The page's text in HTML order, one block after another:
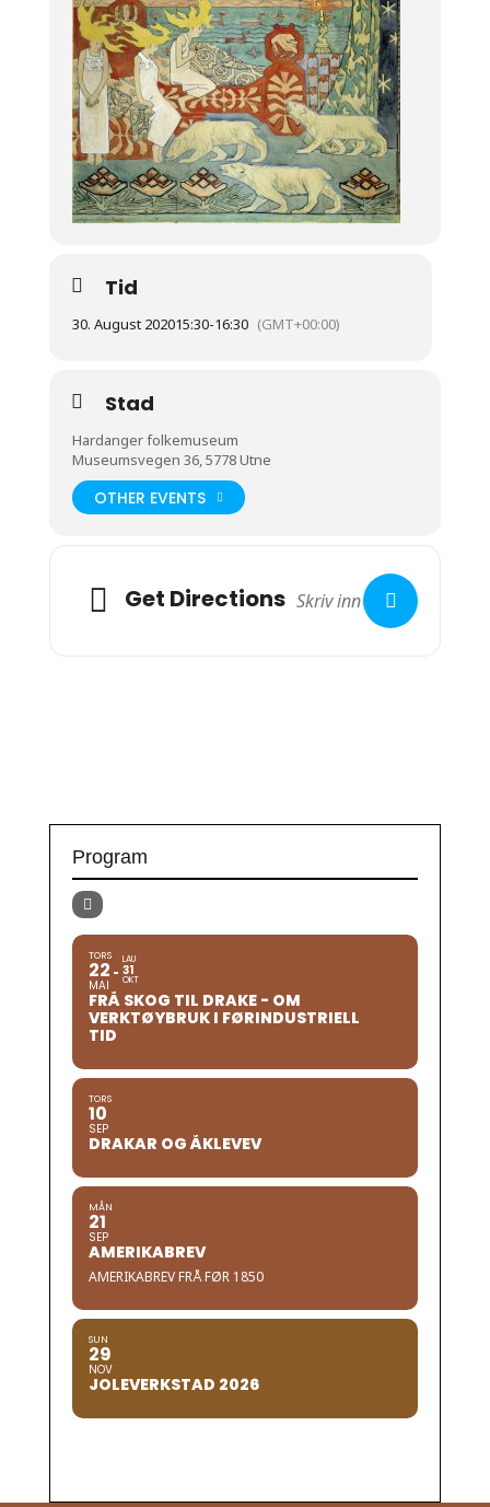
Tid
30. August 202015:30-16:30 (GMT+00:00)
Stad
Hardanger folkemuseum
Museumsvegen 36, 5778 Utne
OTHER EVENTS
Get Directions
Program
TORS
22
MAI
LAU
31
OKT
FRÅ SKOG TIL DRAKE - OM
VERKTØYBRUK I FØRINDUSTRIELL
TID
TORS
10
SEP
DRAKAR OG ÅKLEVEV
MÅN
21
SEP
AMERIKABREV
AMERIKABREV FRÅ FØR 1850
SUN
29
NOV
JOLEVERKSTAD 2026